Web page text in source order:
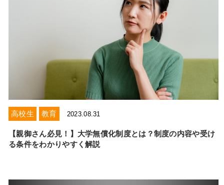
高校生 教育 2023.08.31
【親御さん必見！】大学無償化制度とは？制度の内容や受け
る条件をわかりやすく解説